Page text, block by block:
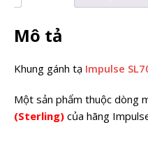
Mô tả
Khung gánh tạ Impulse
Một sản phẩm thuộc dòng
(Sterling) của hãng